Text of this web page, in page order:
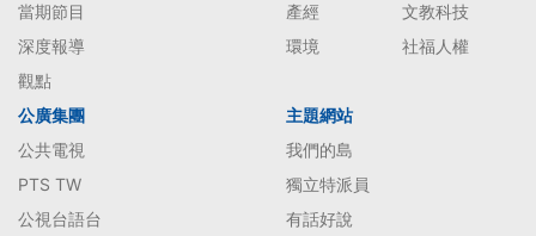
當期節目
深度報導
觀點
產經
文教科技
環境
社福人權
公廣集團
公共電視
PTS TW
公視台語台
主題網站
我們的島
獨立特派員
有話好說